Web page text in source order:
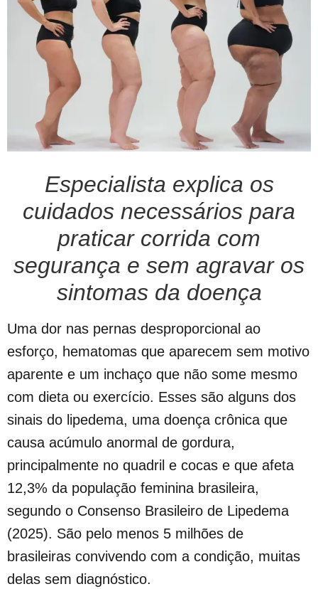
Especialista explica os
cuidados necessários para
praticar corrida com
segurança e sem agravar os
sintomas da doença
Uma dor nas pernas desproporcional ao
esforço, hematomas que aparecem sem motivo
aparente e um inchaço que não some mesmo
com dieta ou exercício. Esses são alguns dos
sinais do lipedema, uma doença crônica que
causa acúmulo anormal de gordura,
principalmente no quadril e cocas e que afeta
12,3% da população feminina brasileira,
segundo o Consenso Brasileiro de Lipedema
(2025). São pelo menos 5 milhões de
brasileiras convivendo com a condição, muitas
delas sem diagnóstico.